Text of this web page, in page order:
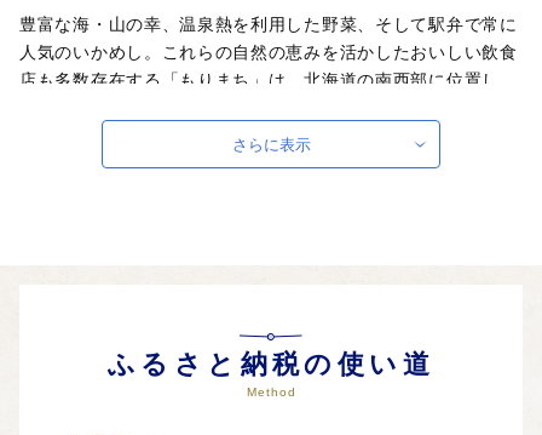
豊富な海・山の幸、温泉熱を利用した野菜、そして駅弁で常に
人気のいかめし。これらの自然の恵みを活かしたおいしい飲食
店も多数存在する「もりまち」は、北海道の南西部に位置し、
史の交流点としても知られ、国内最大級の縄文時代の環状列石
（ストーンサークル）や、幕末、箱館戦争時に榎本武揚や土方
外部サイトへ遷移します。
個人情報の保護は遷移先サイトの方針に従います。
さらに表示
ふるさと納税の使い道
Method